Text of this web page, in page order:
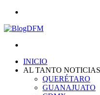
INICIO
AL TANTO NOTICIAS
QUERÉTARO
GUANAJUATO